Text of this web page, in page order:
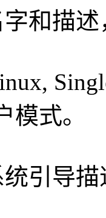
字和描
模式。
引导